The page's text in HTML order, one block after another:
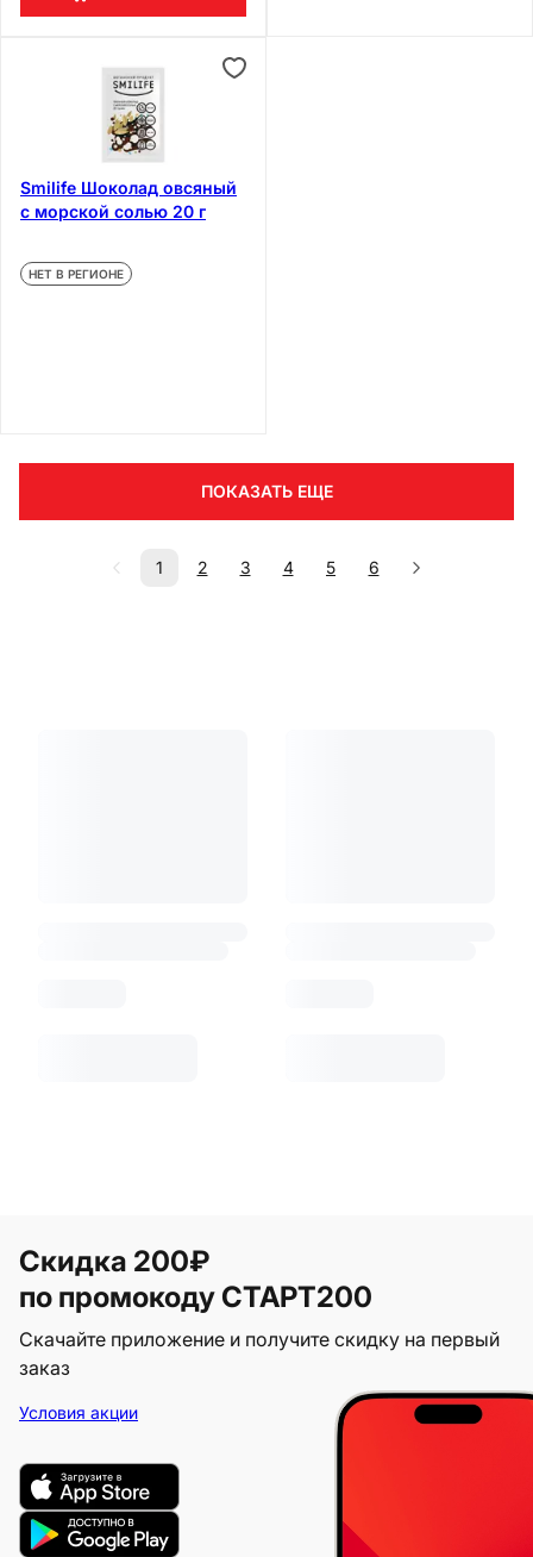
Smilife Шоколад овсяный
с морской солью 20 г
НЕТ В РЕГИОНЕ
ПОКАЗАТЬ ЕЩЕ
1 2 3 4 5 6
Скидка 200₽
по промокоду СТАРТ200
Скачайте приложение и получите скидку на первый
заказ
Условия акции